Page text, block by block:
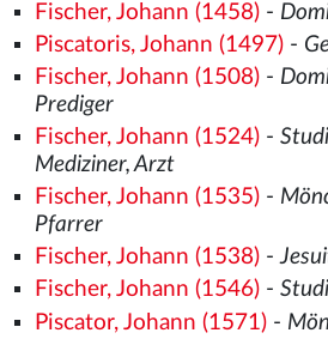
Fischer, Johann (1458)-
Piscatoris, Johann (1497)-
Fischer, Johann (1508)-
Prediger
Fischer, Johann (1524)-
Mediziner, Arzt
Fischer, Johann (1535)-
Pfarrer
Fischer, Johann (1538)-
Fischer, Johann (1546)-
Piscator, Johann (1571)-